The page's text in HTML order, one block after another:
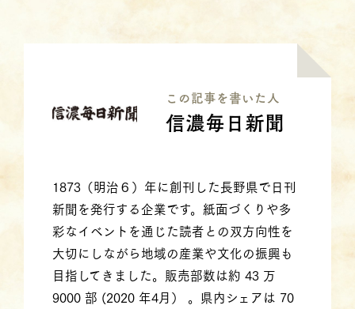
この記事を書いた⼈
信濃毎日新聞
1873（明治６）年に創刊した長野県で日刊
新聞を発行する企業です。紙面づくりや多
彩なイベントを通じた読者との双方向性を
大切にしながら地域の産業や文化の振興も
目指してきました。販売部数は約 43 万
9000 部 (2020 年4月） 。県内シェアは 70